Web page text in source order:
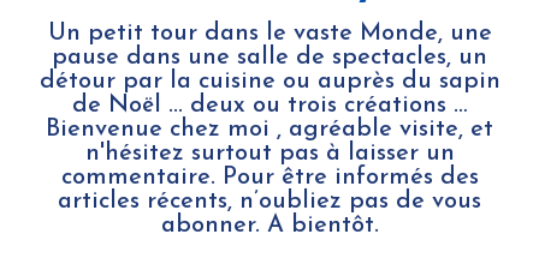
Un petit tour dans le vaste Monde, une
pause dans une salle de spectacles, un
détour par la cuisine ou auprès du sapin
de Noël ... deux ou trois créations …
Bienvenue chez moi , agréable visite, et
n'hésitez surtout pas à laisser un
commentaire. Pour être informés des
articles récents, n’oubliez pas de vous
abonner. A bientôt.